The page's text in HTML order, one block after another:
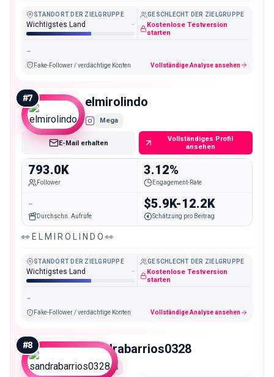
STANDORT DER ZIELGRUPPE
Wichtigstes Land -
GESCHLECHT DER ZIELGRUPPE
Kostenlose Testversion
starten
-
Fake-Follower / verdächtige Konten Vollständige Analyse ansehen
#7 elmirolindo
Mega
E-Mail erhalten
Vollständiges Profil
ansehen
793.0K
Follower
3.12%
Engagement-Rate
-
Durchschn. Aufrufe
$5.9K-12.2K
Schätzung pro Beitrag
👀 E L M I R O L I N D O 👀
STANDORT DER ZIELGRUPPE
Wichtigstes Land -
GESCHLECHT DER ZIELGRUPPE
Kostenlose Testversion
starten
-
Fake-Follower / verdächtige Konten Vollständige Analyse ansehen
#8 sandrabarrios0328
Mega